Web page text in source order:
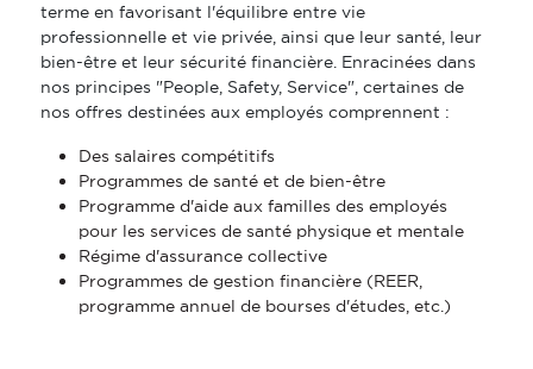
terme en favorisant l'équilibre entre vie
professionnelle et vie privée, ainsi que leur santé, leur
bien-être et leur sécurité financière. Enracinées dans
nos principes "People, Safety, Service", certaines de
nos offres destinées aux employés comprennent :
Des salaires compétitifs
Programmes de santé et de bien-être
Programme d'aide aux familles des employés
pour les services de santé physique et mentale
Régime d'assurance collective
Programmes de gestion financière (REER,
programme annuel de bourses d'études, etc.)